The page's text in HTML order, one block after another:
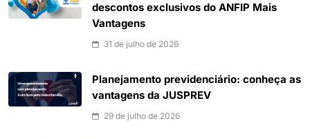
descontos exclusivos do ANFIP Mais
Vantagens
31 de julho de 2026
Planejamento previdenciário: conheça as
vantagens da JUSPREV
29 de julho de 2026